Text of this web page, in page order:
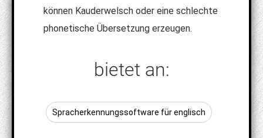
können Kauderwelsch oder eine schlechte
phonetische Übersetzung erzeugen.
bietet an:
Spracherkennungssoftware für englisch